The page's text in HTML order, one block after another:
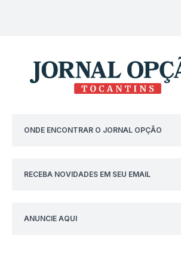
ONDE ENCONTRAR O JORNAL OPÇÃO
RECEBA NOVIDADES EM SEU EMAIL
ANUNCIE AQUI